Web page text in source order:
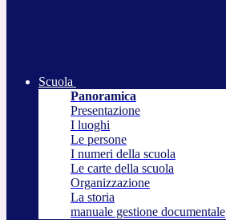
Scuola
Panoramica
Presentazione
I luoghi
Le persone
I numeri della scuola
Le carte della scuola
Organizzazione
La storia
manuale gestione documentale